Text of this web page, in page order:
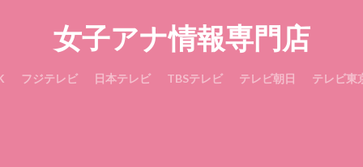
女子アナ情報専門店
フジテレビ 日本テレビ TBSテレビ テレビ朝日 テレビ東